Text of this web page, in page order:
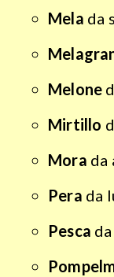
Mela da
Melone
Mirtillo
Mora da
Pera da
Pesca